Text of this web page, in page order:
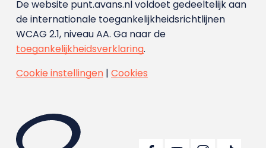
De website punt.avans.nl voldoet gedeeltelijk aan
de internationale toegankelijkheidsrichtlijnen
WCAG 2.1, niveau AA. Ga naar de
toegankelijkheidsverklaring.
Cookie instellingen| Cookies